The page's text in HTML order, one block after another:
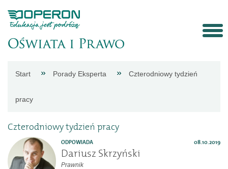
Aktualności
Porady
Start Porady Eksperta Czterodniowy tydzień
pracy
Czterodniowy tydzień pracy
ODPOWIADA 08.10.2019
Dariusz Skrzyński
Prawnik